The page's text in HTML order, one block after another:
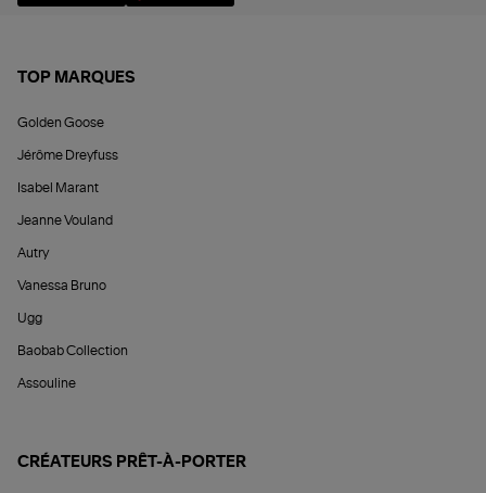
TOP MARQUES
Golden Goose
Jérôme Dreyfuss
Isabel Marant
Jeanne Vouland
Autry
Vanessa Bruno
Ugg
Baobab Collection
Assouline
CRÉATEURS PRÊT-À-PORTER